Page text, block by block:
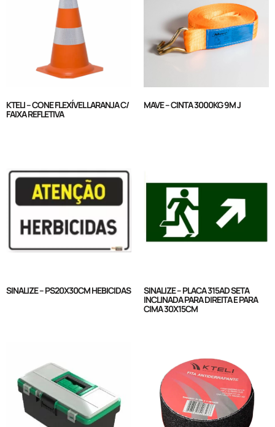
KTELI – CONE FLEXÍVEL LARANJA C/
FAIXA REFLETIVA
MAVE – CINTA 3000KG 9M J
SINALIZE – PS20X30CM HEBICIDAS SINALIZE – PLACA 315AD SETA
INCLINADA PARA DIREITA E PARA
CIMA 30X15CM